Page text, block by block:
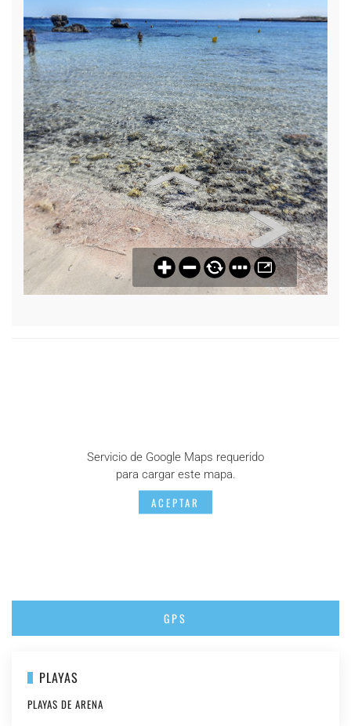
Servicio de Google Maps requerido
para cargar este mapa.
ACEPTAR
GPS
PLAYAS
PLAYAS DE ARENA